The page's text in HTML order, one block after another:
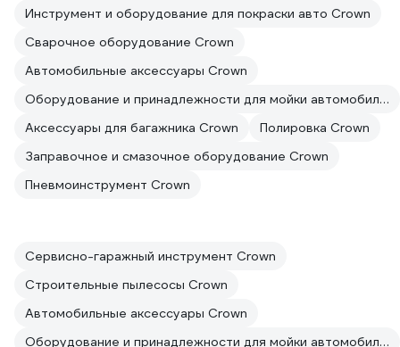
Инструмент и оборудование для покраски авто Crown
Сварочное оборудование Crown
Автомобильные аксессуары Crown
Оборудование и принадлежности для мойки автомобилей Crown
Аксессуары для багажника Crown
Полировка Crown
Заправочное и смазочное оборудование Crown
Пневмоинструмент Crown
Сервисно-гаражный инструмент Crown
Строительные пылесосы Crown
Автомобильные аксессуары Crown
Оборудование и принадлежности для мойки автомобилей Crown